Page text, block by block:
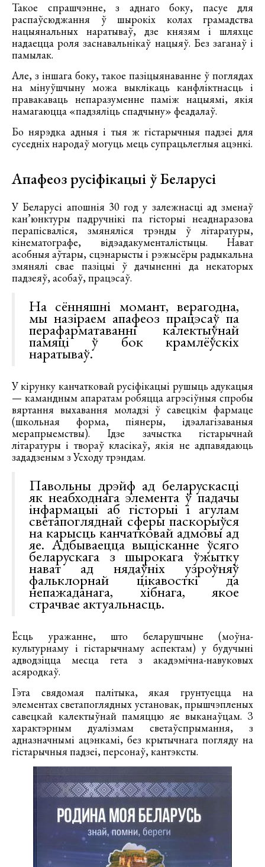
Такое спрашчэнне, з аднаго боку, пасуе для
распаўсюджання ў шырокіх колах грамадства
нацыянальных наратываў, дзе князям і шляхце
надаецца роля заснавальнікаў нацыяў. Без заганаў і
памылак.
Але, з іншага боку, такое пазіцыянаванне ў поглядах
на мінуўшчыну можа выклікаць канфліктнасць і
правакаваць непаразуменне паміж нацыямі, якія
намагаюцца «падзяліць спадчыну» феадалаў.
Бо нярэдка адныя і тыя ж гістарычныя падзеі для
суседніх народаў могуць мець супрацьлеглыя ацэнкі.
Апафеоз русіфікацыі ў Беларусі
У Беларусі апошнія 30 год у залежнасці ад зменаў
кан’юнктуры падручнікі па гісторыі неаднаразова
перапісваліся, змяняліся трэнды ў літаратуры,
кінематографе, відэадакументалістыцы. Нават
асобныя аўтары, сцэнарысты і рэжысёры радыкальна
змянялі свае пазіцыі ў дачыненні да некаторых
падзеяў, асобаў, працэсаў.
На сённяшні момант, верагодна,
мы назіраем апафеоз працэсаў па
перафарматаванні калектыўнай
памяці ў бок крамлёўскіх
наратываў.
У кірунку канчатковай русіфікацыі рушыць адукацыя
— камандным апаратам робяцца агрэсіўныя спробы
вяртання выхавання моладзі ў савецкім фармаце
(школьная форма, піянеры, ідэалагізаваныя
мерапрыемствы). Ідзе зачыстка гістарычнай
літаратуры і твораў класікаў, якія не адпавядаюць
зададзеным з Усходу трэндам.
Павольны дрэйф ад беларускасці
як неабходнага элемента ў падачы
інфармацыі аб гісторыі і агулам
светапогляднай сферы паскорыўся
на карысць канчатковай адмовы ад
яе. Адбываецца выцісканне ўсяго
беларускага з шырокага ўжытку
нават ад нядаўніх узроўняў
фальклорнай цікавосткі да
непажаданага, хібнага, якое
страчвае актуальнасць.
Ёсць уражанне, што беларушчыне (моўна-
культурнаму і гістарычнаму аспектам) у будучыні
адводзіцца месца гета з акадэмічна-навуковых
асяродкаў.
Гэта свядомая палітыка, якая грунтуецца на
элементах светапоглядных установак, прышчэпленых
савецкай калектыўнай памяццю яе выканаўцам. З
характэрным дуалізмам светаўспрымання, з
адназначнымі ацэнкамі, без крытычнага погляду на
гістарычныя падзеі, персонаў, кантэксты.